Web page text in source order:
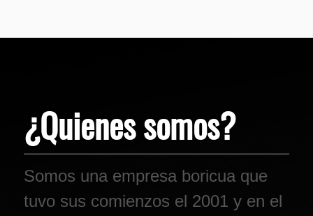
¿Quienes somos?
Somos una empresa boricua que
tuvo sus comienzos el 2001 y en el